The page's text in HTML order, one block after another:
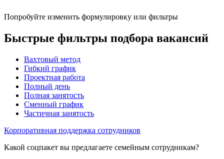
Попробуйте изменить формулировку или фильтры
Быстрые фильтры подбора вакансий
Вахтовый метод
Гибкий график
Проектная работа
Полный день
Полная занятость
Сменный график
Частичная занятость
Корпоративная поддержка сотрудников
Какой соцпакет вы предлагаете семейным сотрудникам?